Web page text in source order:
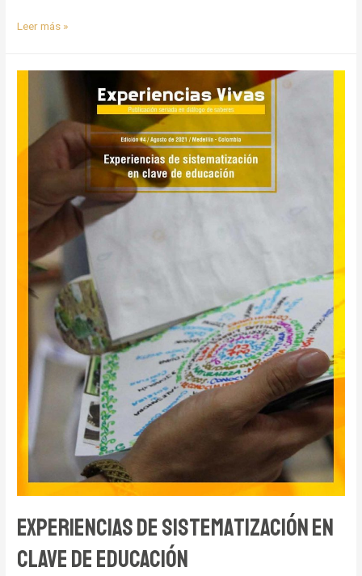
Sistematización
Leer más »
Experiencias de Sistematización en
Clave de Educación